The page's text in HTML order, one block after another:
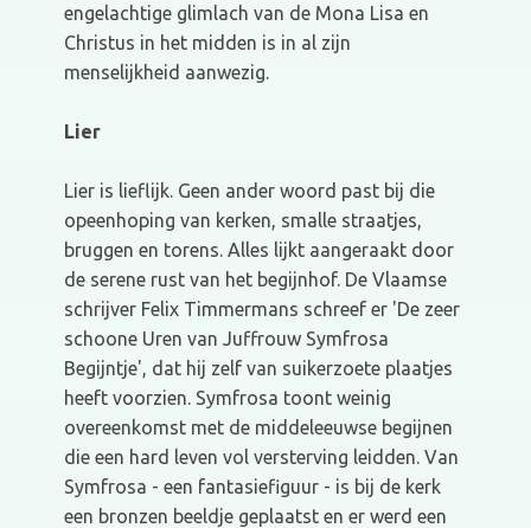
engelachtige glimlach van de Mona Lisa en
Christus in het midden is in al zijn
menselijkheid aanwezig.
Lier
Lier is lieflijk. Geen ander woord past bij die
opeenhoping van kerken, smalle straatjes,
bruggen en torens. Alles lijkt aangeraakt door
de serene rust van het begijnhof. De Vlaamse
schrijver Felix Timmermans schreef er 'De zeer
schoone Uren van Juffrouw Symfrosa
Begijntje', dat hij zelf van suikerzoete plaatjes
heeft voorzien. Symfrosa toont weinig
overeenkomst met de middeleeuwse begijnen
die een hard leven vol versterving leidden. Van
Symfrosa - een fantasiefiguur - is bij de kerk
een bronzen beeldje geplaatst en er werd een